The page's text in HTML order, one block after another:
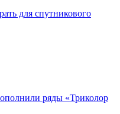
для спутникового
ряды «Триколор